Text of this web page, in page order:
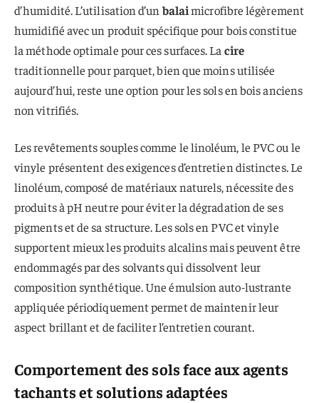
d’humidité. L’utilisation d’unbalaimicrofibre légèrement
humidifié avec un produit spécifique pour bois constitue
la méthode optimale pour ces surfaces. La cire
traditionnelle pour parquet, bien que moins utilisée
aujourd’hui, reste une option pour les sols en bois anciens
non vitrifiés.
Les revêtements souples comme le linoléum, le PVC ou le
vinyle présentent des exigences d’entretien distinctes. Le
linoléum, composé de matériaux naturels, nécessite des
produits à pH neutre pour éviter la dégradation de ses
pigments et de sa structure. Les sols en PVC et vinyle
supportent mieux les produits alcalins mais peuvent être
endommagés par des solvants qui dissolvent leur
composition synthétique. Une émulsion auto-lustrante
appliquée périodiquement permet de maintenir leur
aspect brillant et de faciliter l’entretien courant.
Comportement des sols face aux agents
tachants et solutions adaptées